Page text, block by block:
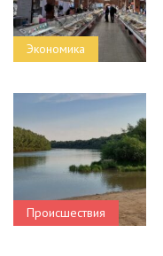
Экономика
Происшествия